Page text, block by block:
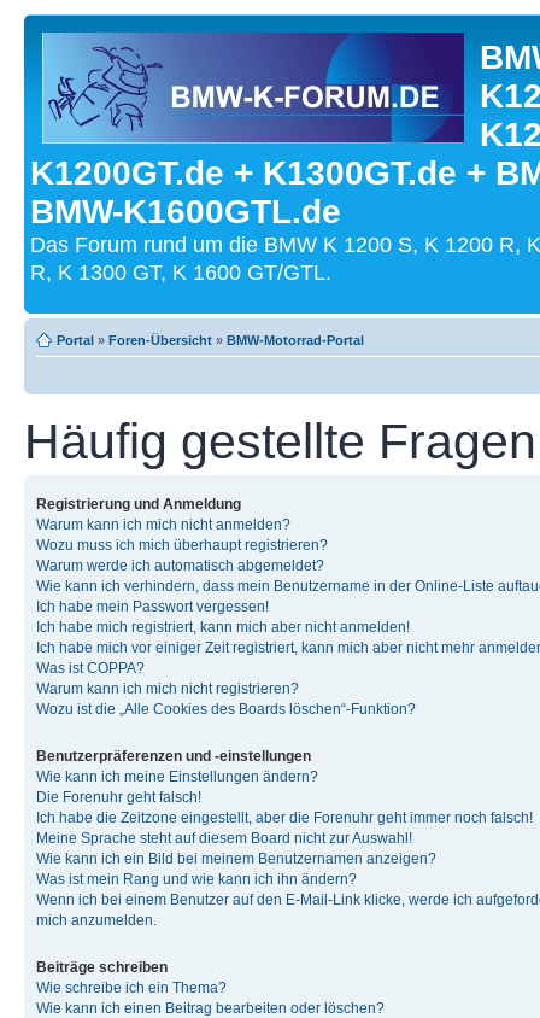
K1200GT.de + K1300GT.de +
BMW-K1600GTL.de
Das Forum rund um die BMW K 1200 S, K 1200 R,
R, K 1300 GT, K 1600 GT/GTL.
Portal » Foren-Übersicht » BMW-Motorrad-Portal
Häufig gestellte Fragen
Registrierung und Anmeldung
Warum kann ich mich nicht anmelden?
Wozu muss ich mich überhaupt registrieren?
Warum werde ich automatisch abgemeldet?
Wie kann ich verhindern, dass mein Benutzername in der Online-Liste
Ich habe mein Passwort vergessen!
Ich habe mich registriert, kann mich aber nicht anmelden!
Ich habe mich vor einiger Zeit registriert, kann mich aber nicht mehr
Was ist COPPA?
Warum kann ich mich nicht registrieren?
Wozu ist die „Alle Cookies des Boards löschen“-Funktion?
Benutzerpräferenzen und -einstellungen
Wie kann ich meine Einstellungen ändern?
Die Forenuhr geht falsch!
Ich habe die Zeitzone eingestellt, aber die Forenuhr geht immer noch falsch!
Meine Sprache steht auf diesem Board nicht zur Auswahl!
Wie kann ich ein Bild bei meinem Benutzernamen anzeigen?
Was ist mein Rang und wie kann ich ihn ändern?
Wenn ich bei einem Benutzer auf den E-Mail-Link klicke, werde ich
mich anzumelden.
Beiträge schreiben
Wie schreibe ich ein Thema?
Wie kann ich einen Beitrag bearbeiten oder löschen?